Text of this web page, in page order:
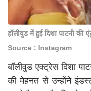
हॉलीवुड में हुई दिशा पाटनी की
Source : Instagram
बॉलीवुड एक्ट्रेस दिशा
की मेहनत से उन्होंने